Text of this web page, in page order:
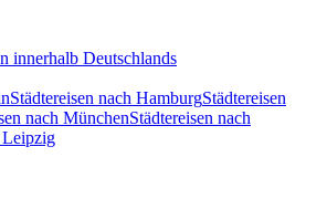
innerhalb Deutschlands
Städtereisen nach HamburgStädtereisen
nach MünchenStädtereisen nach
Leipzig